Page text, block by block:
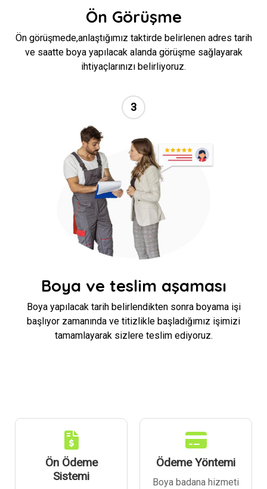
Ön Görüşme
Ön görüşmede,anlaştığımız taktirde belirlenen adres tarih
ve saatte boya yapılacak alanda görüşme sağlayarak
ihtiyaçlarınızı belirliyoruz.
//
3
Boya ve teslim aşaması
Boya yapılacak tarih belirlendikten sonra boyama işi
başlıyor zamanında ve titizlikle başladığımız işimizi
tamamlayarak sizlere teslim ediyoruz.
Ön Ödeme
Sistemi
Ödeme Yöntemi
Boya badana hizmeti